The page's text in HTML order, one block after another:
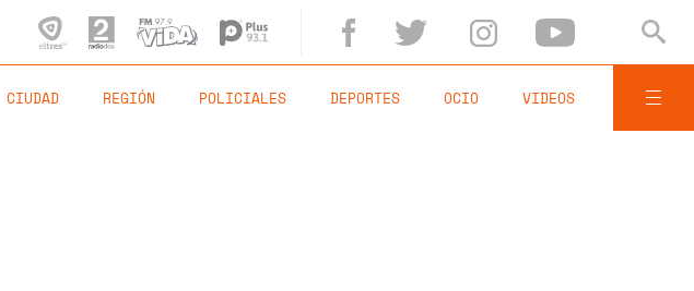
CIUDAD REGIÓN POLICIALES DEPORTES OCIO VIDEOS